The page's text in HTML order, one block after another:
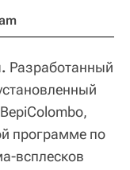
Разработанный
программе по
всплесков